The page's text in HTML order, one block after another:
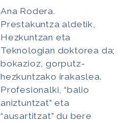
Ana Rodera.
Prestakuntza aldetik,
Hezkuntzan eta
Teknologian doktorea da;
bokazioz, gorputz-
hezkuntzako irakaslea.
Profesionalki, “balio
aniztuntzat” eta
“ausartitzat” du bere